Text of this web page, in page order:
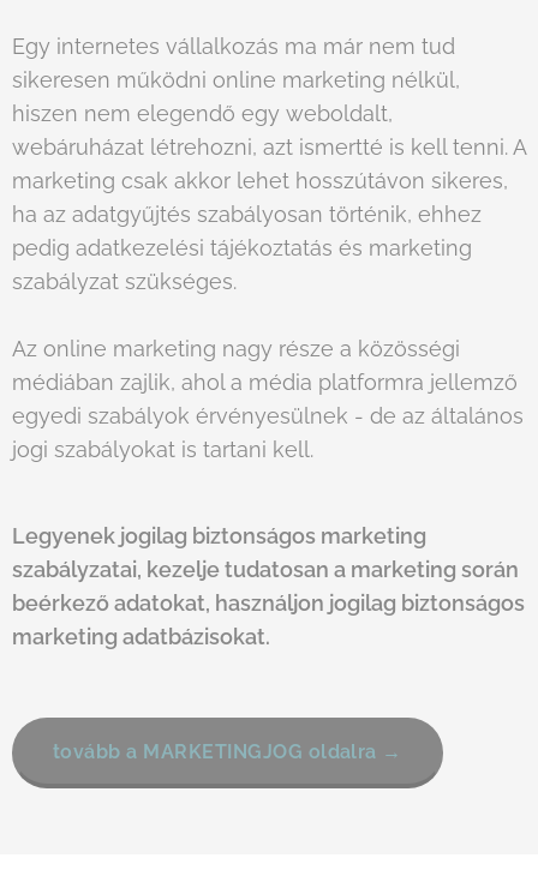
Egy internetes vállalkozás ma már nem tud
sikeresen működni online marketing nélkül,
hiszen nem elegendő egy weboldalt,
webáruházat létrehozni, azt ismertté is kell tenni. A
marketing csak akkor lehet hosszútávon sikeres,
ha az adatgyűjtés szabályosan történik, ehhez
pedig adatkezelési tájékoztatás és marketing
szabályzat szükséges.
Az online marketing nagy része a közösségi
médiában zajlik, ahol a média platformra jellemző
egyedi szabályok érvényesülnek - de az általános
jogi szabályokat is tartani kell.
Legyenek jogilag biztonságos marketing
szabályzatai, kezelje tudatosan a marketing során
beérkező adatokat, használjon jogilag biztonságos
marketing adatbázisokat.
tovább a MARKETINGJOG oldalra →
VÉDJ
EGYJ
MÁR